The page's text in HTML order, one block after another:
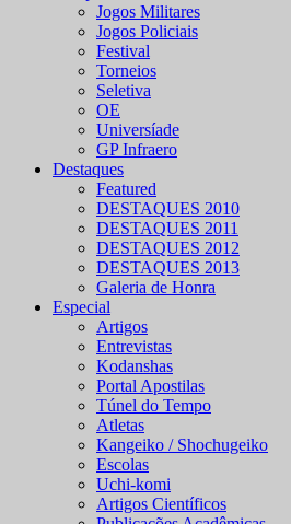
Jogos Militares
Jogos Policiais
Festival
Torneios
Seletiva
OE
Universíade
GP Infraero
Destaques
Featured
DESTAQUES 2010
DESTAQUES 2011
DESTAQUES 2012
DESTAQUES 2013
Galeria de Honra
Especial
Artigos
Entrevistas
Kodanshas
Portal Apostilas
Túnel do Tempo
Atletas
Kangeiko / Shochugeiko
Escolas
Uchi-komi
Artigos Científicos